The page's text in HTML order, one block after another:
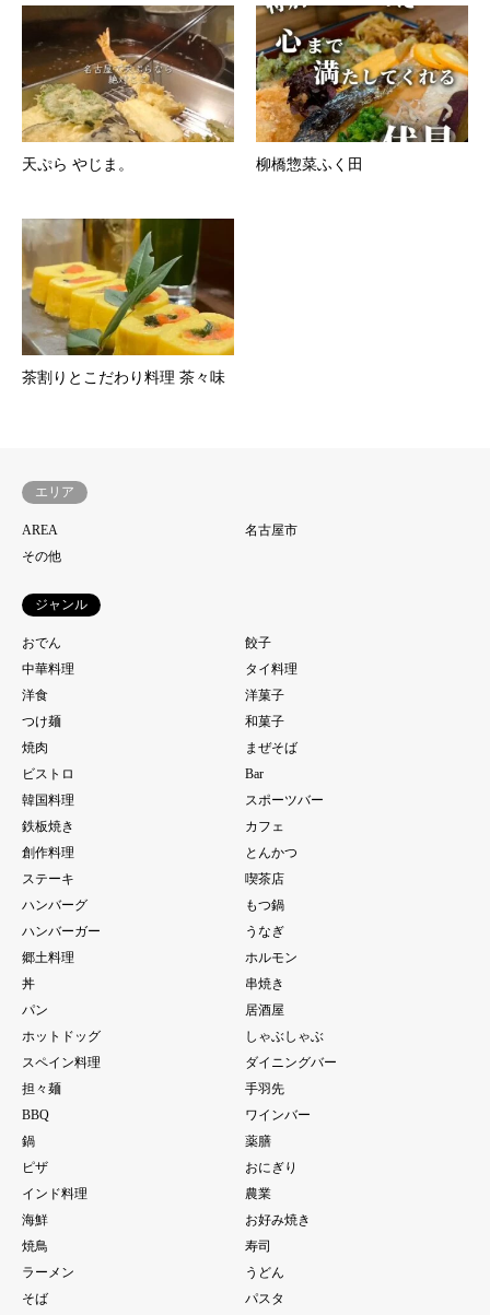
天ぷら やじま。 柳橋惣菜ふく田
茶割りとこだわり料理 茶々味
エリア
AREA
名古屋市
その他
ジャンル
おでん
餃子
中華料理
タイ料理
洋食
洋菓子
つけ麺
和菓子
焼肉
まぜそば
ビストロ
Bar
韓国料理
スポーツバー
鉄板焼き
カフェ
創作料理
とんかつ
ステーキ
喫茶店
ハンバーグ
もつ鍋
ハンバーガー
うなぎ
郷土料理
ホルモン
丼
串焼き
パン
居酒屋
ホットドッグ
しゃぶしゃぶ
スペイン料理
ダイニングバー
担々麺
手羽先
BBQ
ワインバー
鍋
薬膳
ピザ
おにぎり
インド料理
農業
海鮮
お好み焼き
焼鳥
寿司
ラーメン
うどん
そば
パスタ